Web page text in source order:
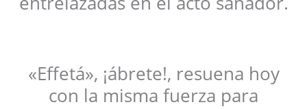
«Effetá», ¡ábrete!, resuena hoy
con la misma fuerza para